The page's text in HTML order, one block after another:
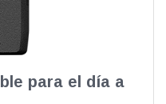
para el día a